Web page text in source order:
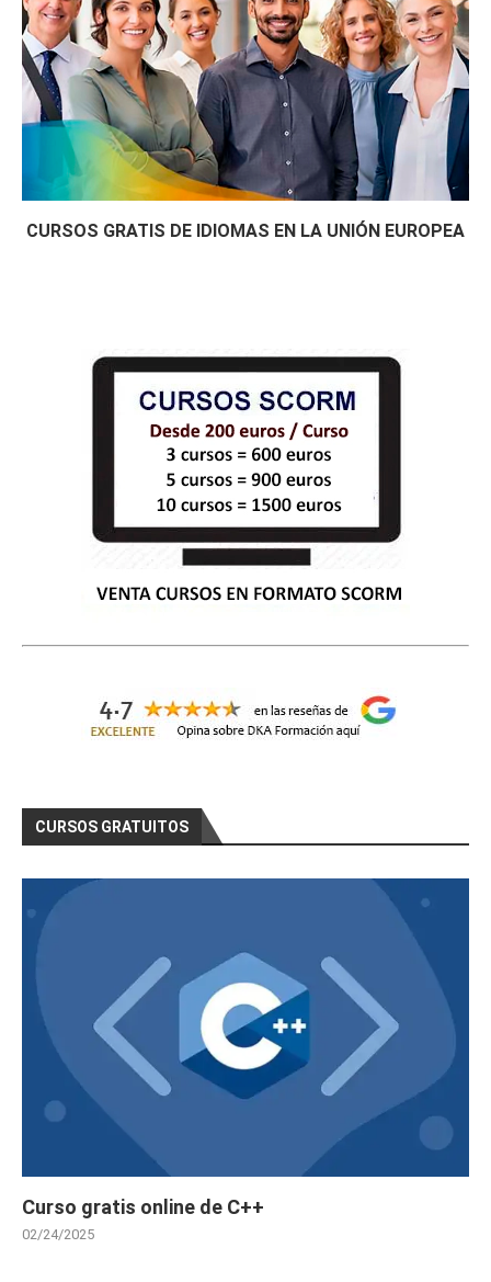
CURSOS GRATIS DE IDIOMAS EN LA UNIÓN EUROPEA
CURSOS GRATUITOS
Curso gratis online de C++
02/24/2025